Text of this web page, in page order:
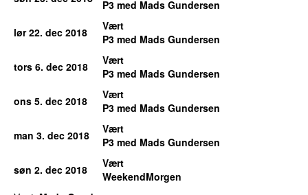
P3 med Mads Gundersen
lør 22. dec 2018
Vært
P3 med Mads Gundersen
tors 6. dec 2018
Vært
P3 med Mads Gundersen
ons 5. dec 2018
Vært
P3 med Mads Gundersen
man 3. dec 2018
Vært
P3 med Mads Gundersen
søn 2. dec 2018
Vært
WeekendMorgen